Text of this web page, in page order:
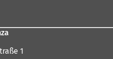
a
1